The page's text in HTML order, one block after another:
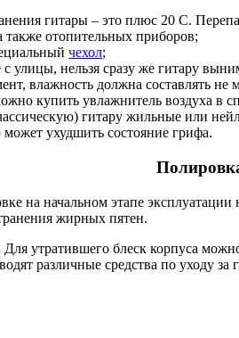
гитары – это плюс 20 С.
отопительных приборов;
чехол;
улицы, нельзя сразу же гитару
влажность должна составлять не
купить увлажнитель воздуха в
гитару жильные или
ухудшить состояние грифа.
на начальном этапе
жирных пятен.
утратившего блеск корпуса
различные средства по уходу за